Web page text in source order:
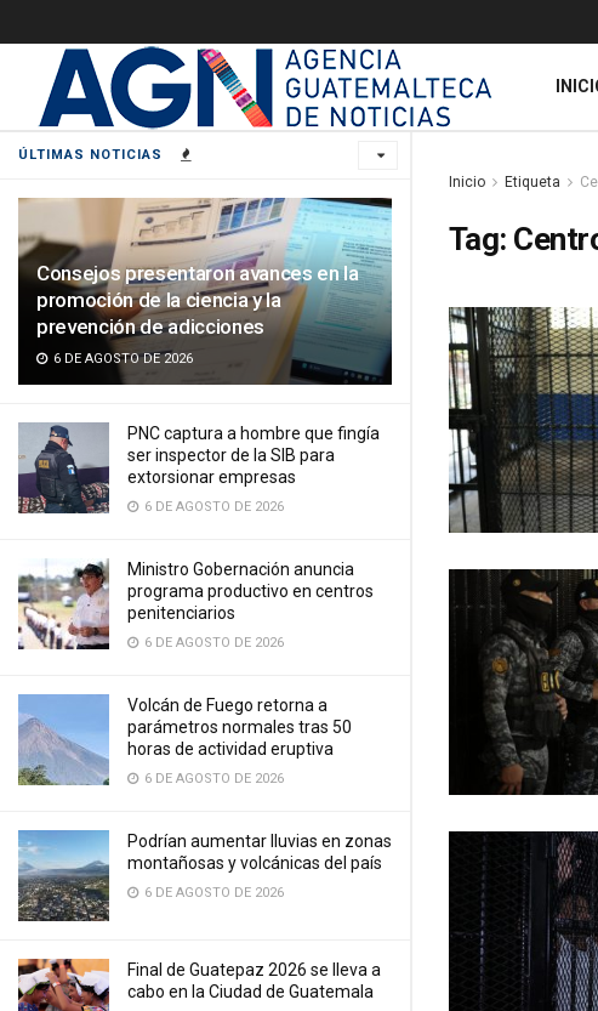
ÚLTIMAS NOTICIAS
Consejos presentaron avances en la
promoción de la ciencia y la
prevención de adicciones
6 DE AGOSTO DE 2026
PNC captura a hombre que fingía
ser inspector de la SIB para
extorsionar empresas
6 DE AGOSTO DE 2026
Ministro Gobernación anuncia
programa productivo en centros
penitenciarios
6 DE AGOSTO DE 2026
Volcán de Fuego retorna a
parámetros normales tras 50
horas de actividad eruptiva
6 DE AGOSTO DE 2026
Podrían aumentar lluvias en zonas
montañosas y volcánicas del país
6 DE AGOSTO DE 2026
Final de Guatepaz 2026 se lleva a
cabo en la Ciudad de Guatemala
Inicio Etiqueta
Tag: